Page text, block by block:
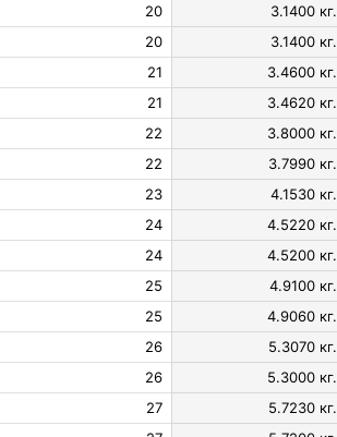
20 3.1400 кг.
20 3.1400 кг.
21 3.4600 кг.
21 3.4620 кг.
22 3.8000 кг.
22 3.7990 кг.
23 4.1530 кг.
24 4.5220 кг.
24 4.5200 кг.
25 4.9100 кг.
25 4.9060 кг.
26 5.3070 кг.
26 5.3000 кг.
27 5.7230 кг.